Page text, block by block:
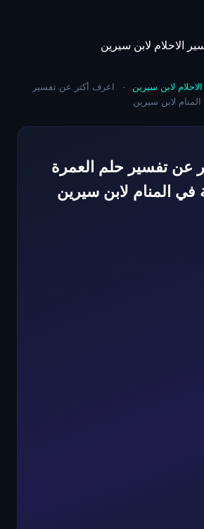
content
الاحلام لابن سيرين
لابن سيرين -
اعرف أكثر عن تفسير
لابن سيرين
عن تفسير حلم العمرة
في المنام لابن سيرين